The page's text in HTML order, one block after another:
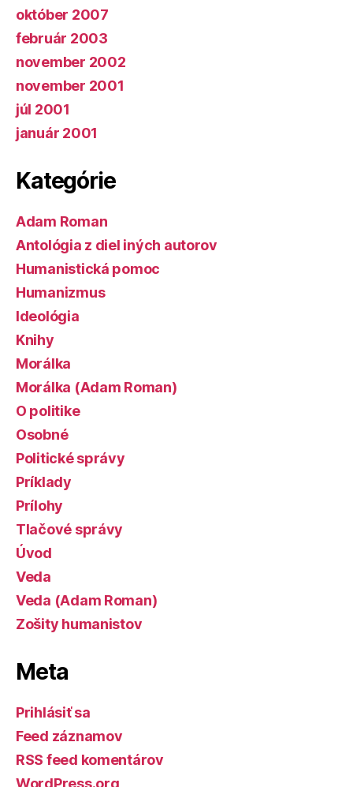
október 2007
február 2003
november 2002
november 2001
júl 2001
január 2001
Kategórie
Adam Roman
Antológia z diel iných autorov
Humanistická pomoc
Humanizmus
Ideológia
Knihy
Morálka
Morálka (Adam Roman)
O politike
Osobné
Politické správy
Príklady
Prílohy
Tlačové správy
Úvod
Veda
Veda (Adam Roman)
Zošity humanistov
Meta
Prihlásiť sa
Feed záznamov
RSS feed komentárov
WordPress.org